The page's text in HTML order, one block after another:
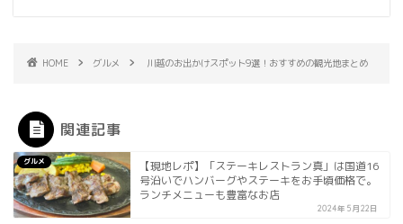
HOME グルメ 川越のお出かけスポット9選！おすすめの観光地まとめ
関連記事
グルメ
【現地レポ】「ステーキレストラン真」は国道16
号沿いでハンバーグやステーキをお手頃価格で。
ランチメニューも豊富なお店
2024年5月22日